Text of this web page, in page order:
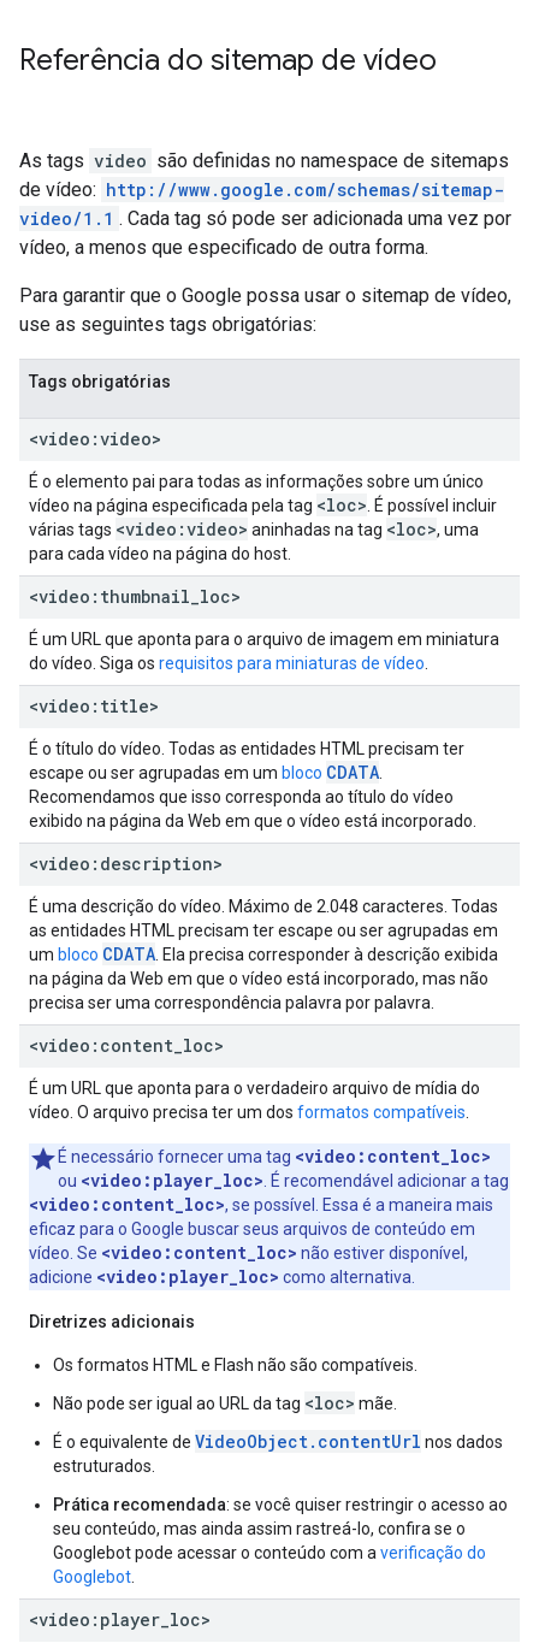
Referência do sitemap de vídeo
As tags video são definidas no namespace de sitemaps
de vídeo: http://www.google.com/schemas/sitemap-
video/1.1 . Cada tag só pode ser adicionada uma vez por
vídeo, a menos que especificado de outra forma.
Para garantir que o Google possa usar o sitemap de vídeo,
use as seguintes tags obrigatórias:
Tags obrigatórias
<video:video>
É o elemento pai para todas as informações sobre um único
vídeo na página especificada pela tag <loc> . É possível incluir
várias tags <video:video> aninhadas na tag <loc>, uma
para cada vídeo na página do host.
<video:thumbnail loc>
É um URL que aponta para o arquivo de imagem em miniatura
do vídeo. Siga os requisitos para miniaturas de vídeo
<video:title>
É o título do vídeo. Todas as entidades HTML precisam ter
escape ou ser agrupadas em um bloco CDATA
Recomendamos que isso corresponda ao título do vídeo
exibido na página da Web em que o vídeo está incorporado.
<video:description>
É uma descrição do vídeo. Máximo de 2.048 caracteres. Todas
as entidades HTML precisam ter escape ou ser agrupadas em
um bloco CDATA . Ela precisa corresponder à descrição exibida
na página da Web em que o vídeo está incorporado, mas não
precisa ser uma correspondência palavra por palavra.
<video:content loc>
É um URL que aponta para o verdadeiro arquivo de mídia do
vídeo. O arquivo precisa ter um dos formatos compatíveis
É necessário fornecer uma tag <video:content_loc>
ou <video:player_loc> . É recomendável adicionar a tag
<video:content_loc>, se possível. Essa é a maneira mais
eficaz para o Google buscar seus arquivos de conteúdo em
vídeo. Se <video:content_loc> não estiver disponível,
adicione <video:player_loc> como alternativa.
Diretrizes adicionais
Os formatos HTML e Flash não são compatíveis.
Não pode ser igual ao URL da tag <loc> mãe.
É o equivalente de VideoObject.contentUrl nos dados
estruturados.
Prática recomendada: se você quiser restringir o acesso ao
seu conteúdo, mas ainda assim rastreá-lo, confira se o
Googlebot pode acessar o conteúdo com a verificação do
Googlebot
<video:player loc>